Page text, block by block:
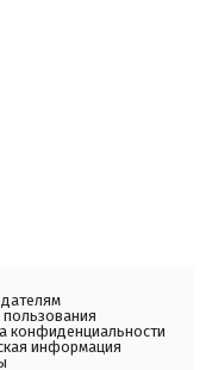
конфиденциальности
информация